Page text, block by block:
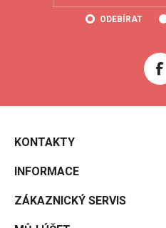
ODEBÍRAT
KONTAKTY
INFORMACE
ZÁKAZNICKÝ SERVIS